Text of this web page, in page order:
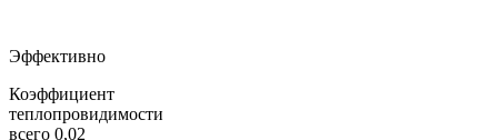
Эффективно
Коэффициент
теплопровидимости
всего 0,02